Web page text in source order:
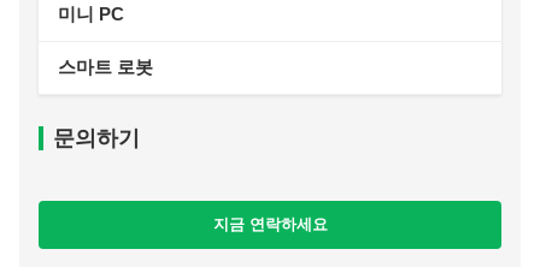
욕실 거울
7인치
8인치
WIFI 태블릿
7인치
호출 함수 태블릿
2 1
라이트 럭셔리
미니 PC
스마트 로봇
문의하기
지금 연락하세요